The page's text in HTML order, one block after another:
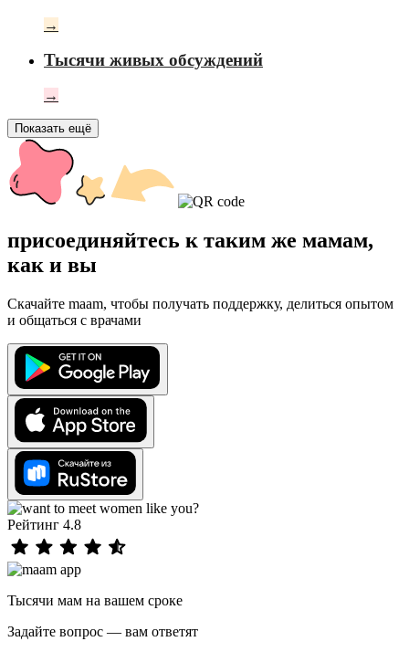
→
Тысячи живых обсуждений
→
Показать ещё
присоединяйтесь к таким же мамам,
как и вы
Скачайте maam, чтобы получать поддержку, делиться опытом
и общаться с врачами
Рейтинг 4.8
Тысячи мам на вашем сроке
Задайте вопрос — вам ответят